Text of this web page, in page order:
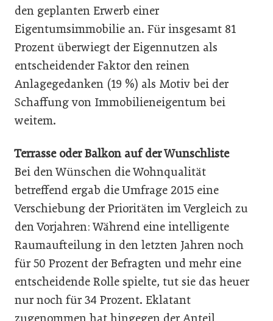
den geplanten Erwerb einer
Eigentumsimmobilie an. Für insgesamt 81
Prozent überwiegt der Eigennutzen als
entscheidender Faktor den reinen
Anlagegedanken (19 %) als Motiv bei der
Schaffung von Immobilieneigentum bei
weitem.
Terrasse oder Balkon auf der Wunschliste
Bei den Wünschen die Wohnqualität
betreffend ergab die Umfrage 2015 eine
Verschiebung der Prioritäten im Vergleich zu
den Vorjahren: Während eine intelligente
Raumaufteilung in den letzten Jahren noch
für 50 Prozent der Befragten und mehr eine
entscheidende Rolle spielte, tut sie das heuer
nur noch für 34 Prozent. Eklatant